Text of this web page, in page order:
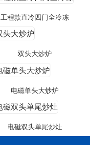
工程款直冷四门全冷冻
双头大炒炉
电磁单头大炒炉
电磁双头单尾炒灶